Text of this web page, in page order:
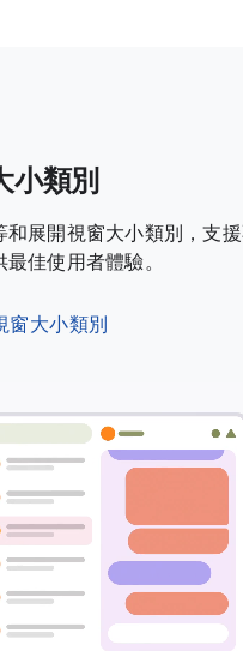
小類別
和展開視窗大小類別，支
佳使用者體驗。
窗大小類別